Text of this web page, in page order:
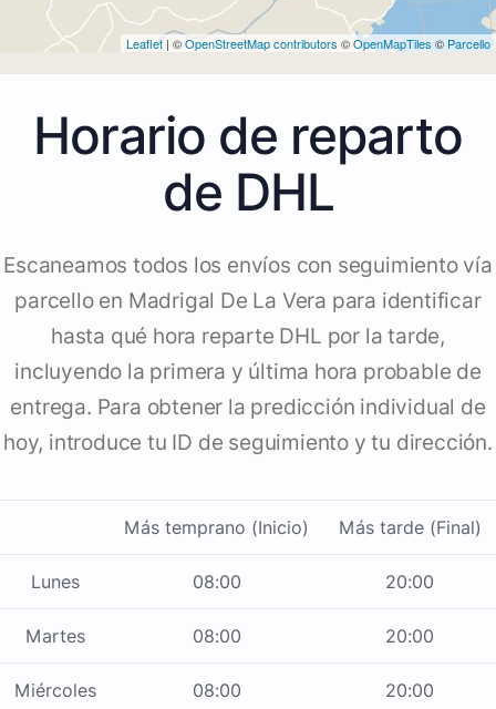
Leaflet | ©OpenStreetMap contributors ©OpenMapTiles © Parcello
Horario de reparto
de DHL
Escaneamos todos los envíos con seguimiento vía
parcello en Madrigal De La Vera para identificar
hasta qué hora reparte DHL por la tarde,
incluyendo la primera y última hora probable de
entrega. Para obtener la predicción individual de
hoy, introduce tu ID de seguimiento y tu dirección.
Más temprano (Inicio) Más tarde (Final)
Lunes 08:00 20:00
Martes 08:00 20:00
Miércoles 08:00 20:00